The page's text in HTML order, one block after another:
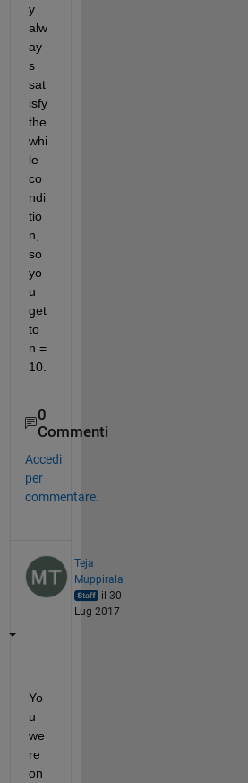
y
alw
ay
s
sat
isfy
the
whi
le
co
ndi
tio
n,
so
yo
u
get
to
n =
10.
0
Commenti
Accedi
per
commentare.
Teja
Muppirala
il 30
Lug 2017
Yo
u
we
re
on